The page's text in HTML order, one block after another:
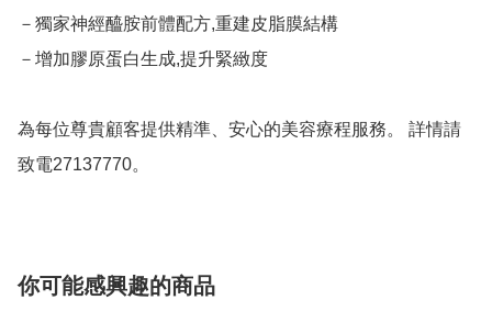
－獨家神經醯胺前體配方,重建皮脂膜結構
－增加膠原蛋白生成,提升緊緻度
為每位尊貴顧客提供精準、安心的美容療程服務。 詳情請
致電27137770。
你可能感興趣的商品